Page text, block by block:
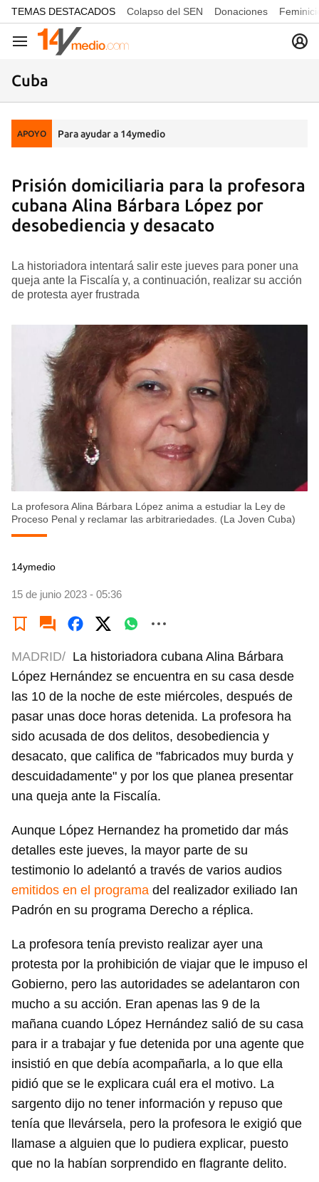
common.go-to-content
TEMAS DESTACADOS Colapso del SEN Donaciones
Navegación
Cuba
APOYO Para ayudar a 14ymedio
Prisión domiciliaria para la profesora
cubana Alina Bárbara López por
desobediencia y desacato
La historiadora intentará salir este jueves para poner una
queja ante la Fiscalía y, a continuación, realizar su acción
de protesta ayer frustrada
La profesora Alina Bárbara López anima a estudiar la Ley de
Proceso Penal y reclamar las arbitrariedades. (La Joven Cuba)
14ymedio
15 de junio 2023 - 05:36
MADRID/ La historiadora cubana Alina Bárbara
López Hernández se encuentra en su casa desde
las 10 de la noche de este miércoles, después de
pasar unas doce horas detenida. La profesora ha
sido acusada de dos delitos, desobediencia y
desacato, que califica de "fabricados muy burda y
descuidadamente" y por los que planea presentar
una queja ante la Fiscalía.
Aunque López Hernandez ha prometido dar más
detalles este jueves, la mayor parte de su
testimonio lo adelantó a través de varios audios
emitidos en el programa del realizador exiliado Ian
Padrón en su programa Derecho a réplica.
La profesora tenía previsto realizar ayer una
protesta por la prohibición de viajar que le impuso el
Gobierno, pero las autoridades se adelantaron con
mucho a su acción. Eran apenas las 9 de la
mañana cuando López Hernández salió de su casa
para ir a trabajar y fue detenida por una agente que
insistió en que debía acompañarla, a lo que ella
pidió que se le explicara cuál era el motivo. La
sargento dijo no tener información y repuso que
tenía que llevársela, pero la profesora le exigió que
llamase a alguien que lo pudiera explicar, puesto
que no la habían sorprendido en flagrante delito.